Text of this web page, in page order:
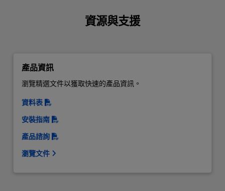
資源與支援
產品資訊
瀏覽精選文件以獲取快速的產品資訊。
資料表
安裝指南
產品諮詢
瀏覽文件